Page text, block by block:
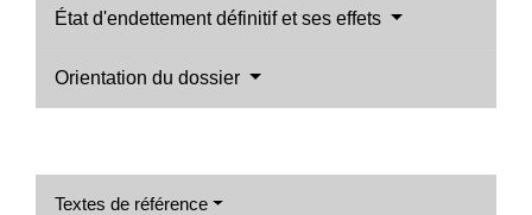
État d'endettement définitif et ses effets
Orientation du dossier
Textes de référence